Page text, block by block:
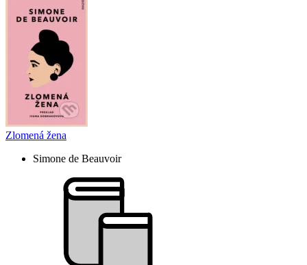
Zlomená žena
Simone de Beauvoir